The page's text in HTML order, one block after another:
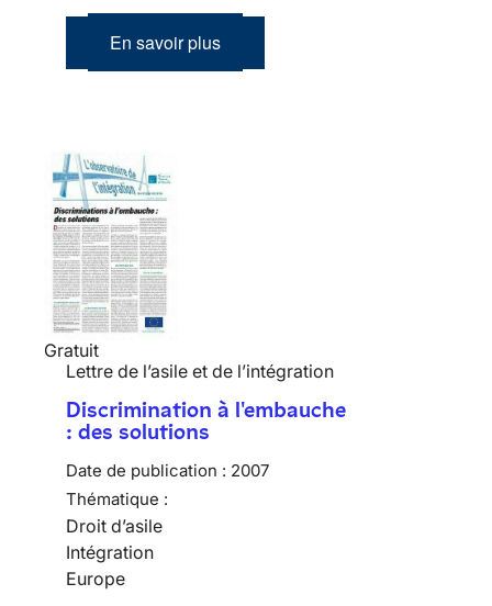
En savoir plus
Gratuit
Lettre de l’asile et de l’intégration
Discrimination à l'embauche
: des solutions
Date de publication : 2007
Thématique :
Droit d’asile
Intégration
Europe